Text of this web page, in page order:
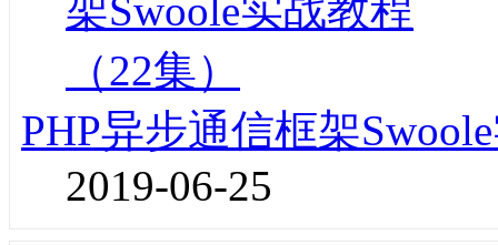
PHP异步通信框架
2019-06-25